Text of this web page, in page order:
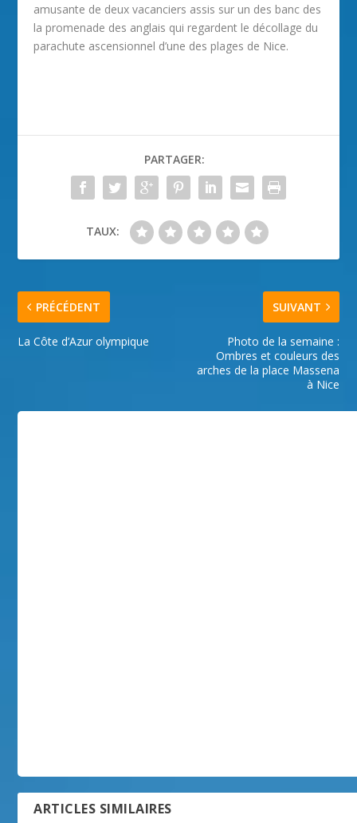
amusante de deux vacanciers assis sur un des banc des
la promenade des anglais qui regardent le décollage du
parachute ascensionnel d’une des plages de Nice.
PARTAGER:
TAUX:
PRÉCÉDENT
La Côte d’Azur olympique
SUIVANT
Photo de la semaine :
Ombres et couleurs des
arches de la place Massena
à Nice
ARTICLES SIMILAIRES